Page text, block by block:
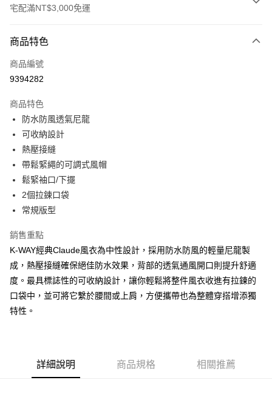
宅配滿NT$3,000免運
信用卡一次付款
信用卡分期付款
合作金庫商業銀行
華南商業銀行
上海商業儲蓄銀行
國泰世華商業銀行
臺灣中小企業銀行
匯豐（台灣）商業銀行
聯邦商業銀行
元大商業銀行
玉山商業銀行
台灣樂天信用卡公司
LINE Pay
Apple Pay
街口支付
悠遊付
相關說明
【關於「AFTEE先享後付」】
AFTEE先享後付是「在收到商品之後才付款」的支付方式。 讓您購物簡單
便利好安心！
１．簡單：不需註冊會員、不需綁卡、不需儲值。
２．便利：只要手機號碼，簡訊認證，即可結帳。
３．安心：先確認商品／服務後，再付款。
２．訂單成立數日內，您將收到繳費通知簡訊。
ATM付款
運送方式
黑貓宅急便配送到府
商品特色
商品編號
9394282
商品特色
防水防風透氣尼龍
可收納設計
熱壓接縫
帶鬆緊繩的可調式風帽
鬆緊袖口/下擺
2個拉鍊口袋
常規版型
銷售重點
K-WAY經典Claude風衣為中性設計，採用防水防風的輕量尼龍製
成，熱壓接縫確保絕佳防水效果，背部的透氣通風開口則提升舒適
度。最具標誌性的可收納設計，讓你輕鬆將整件風衣收進有拉鍊的
口袋中，並可將它繫於腰間或上肩，方便攜帶也為整體穿搭增添獨
特性。
詳細說明 商品規格 相關推薦